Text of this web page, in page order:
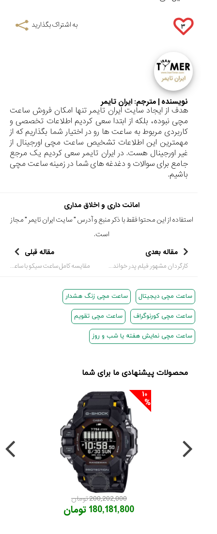
۳ به اشتراک بگذارید
نویسنده | مترجم: ایران تایمر
هدف از ایجاد سایت ایران تایمر تنها امکان فروش ساعت
مچی نبوده، بلکه از ابتدا سعی کردیم اطلاعات تخصصی و
کاربردی مربوط به ساعت ها رو در اختیار شما بگذاریم که از
مهمترین این اطلاعات تشخیص ساعت مچی اورجینال از
غیر اورجینال هست. در ایران تایمر سعی کردیم یک مرجع
جامع برای سوالات و دغدغه های شما در زمینه ساعت مچی
باشیم.
امانت داری و اخلاق مداری
استفاده از این محتوا فقط با ذکر منبع و آدرس "سایت ایران تایمر " مجاز
است.
مقاله بعدی
کارگردان مشهور فیلم پدر خوانده به خاطر بحران مالی ساعت تک نسخه‌ای را 10 میلیون دلار حراج کرد!
مقاله قبلی
مقایسه کامل ساعت سیکو با ساعت سیتیزن؛ کدام انتخاب بهتری است؟
ساعت مچی دیجیتال ساعت مچی زنگ هشدار
ساعت مچی کورنوگراف ساعت مچی تقویم
ساعت مچی نمایش هفته یا شب و روز
محصولات پیشنهادی ما برای شما
10
200,202,000 تومان
180,181,800 تومان